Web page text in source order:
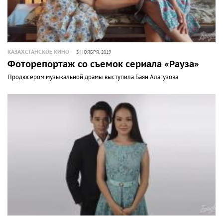
КАЗАХСТАНСКОЕ КИНО 3 НОЯБРЯ, 2019
Фоторепортаж со съемок сериала «Рауза»
Продюсером музыкальной драмы выступила Баян Алагузова